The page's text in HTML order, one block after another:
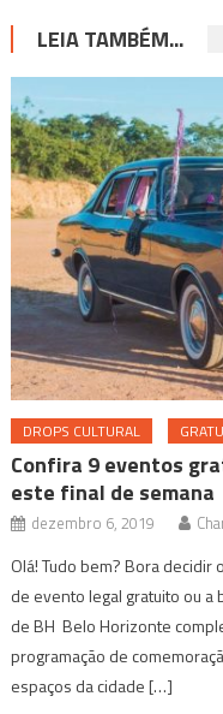
LEIA TAMBÉM...
DROPS CULTURAL
Confira 9 eventos
este final de semana
dezembro 6, 2019
Olá! Tudo bem? Bora decidir
de evento legal gratuito ou
de BH Belo Horizonte
programação de
espaços da cidade […]